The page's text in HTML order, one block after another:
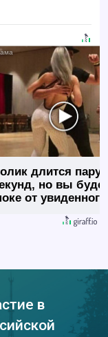
длится пару
но вы
от увиденного
в